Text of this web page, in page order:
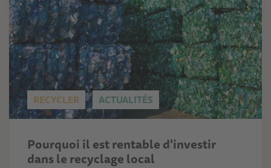
RECYCLER ACTUALITÉS
Pourquoi il est rentable d'investir
dans le recyclage local